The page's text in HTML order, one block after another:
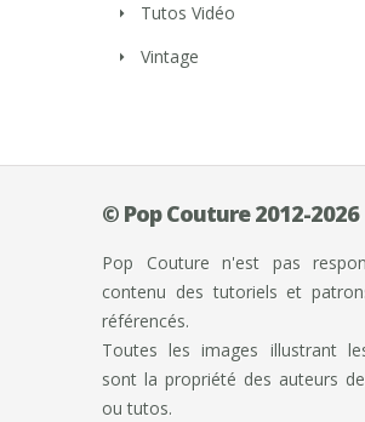
Tutos Vidéo
Vintage
© Pop Couture 2012-2026
Pop Couture n'est pas
contenu des tutoriels et
référencés.
Toutes les images illustrant
sont la propriété des auteurs
ou tutos.